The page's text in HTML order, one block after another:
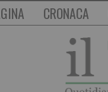
CRONACA